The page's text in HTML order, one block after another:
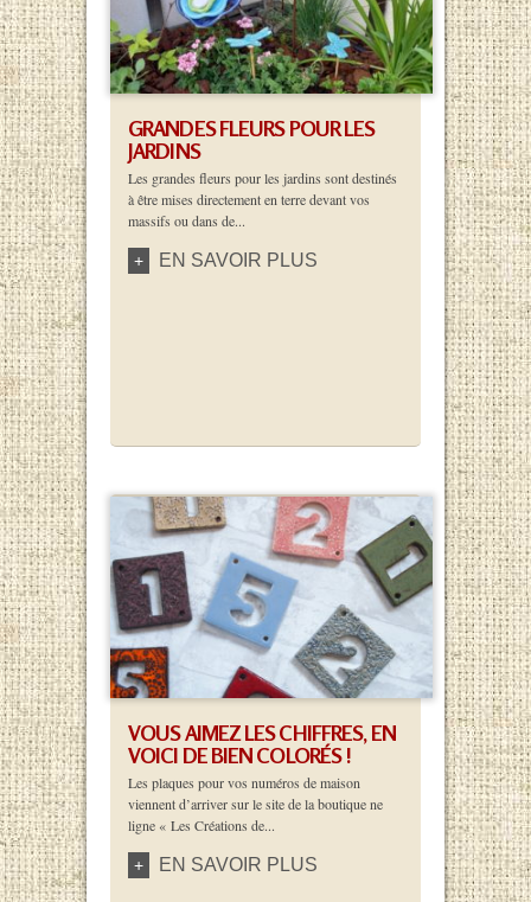
GRANDES FLEURS POUR LES
JARDINS
Les grandes fleurs pour les jardins sont destinés
à être mises directement en terre devant vos
massifs ou dans de...
+ EN SAVOIR PLUS
VOUS AIMEZ LES CHIFFRES, EN
VOICI DE BIEN COLORÉS !
Les plaques pour vos numéros de maison
viennent d’arriver sur le site de la boutique ne
ligne « Les Créations de...
+ EN SAVOIR PLUS